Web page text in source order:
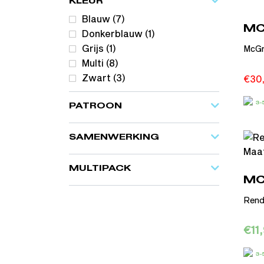
Blauw (7)
Donkerblauw (1)
Grijs (1)
Multi (8)
Zwart (3)
PATROON
SAMENWERKING
MULTIPACK
€
3-
€
3-